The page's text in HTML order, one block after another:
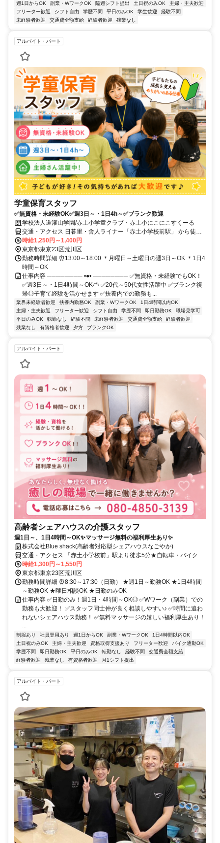
週1日からOK
副業・WワークOK 隔週シフト提出 土日祝のみOK
主婦・主夫歓迎
フリーター歓迎
シフト自由 学歴不問 平日のみOK 学生歓迎
経験不問
未経験者歓迎
交通費全額支給 経験者歓迎 残業なし
アルバイト・パート
学童保育スタッフ
✅無資格・未経験OK✅週3日～・1日4h～✅ブランク歓迎
学校法人道灌山学園/赤土小学童クラブ・赤土小にこにこすくーる
交通・アクセス 日暮里・舎人ライナー「赤土小学校前駅」 から徒歩2
分
時給1,250円～1,400円
東京都東京23区荒川区
勤務時間詳細 ⏰13:00～18:00 ＊月曜日～土曜日の週3日～OK ＊1日4
時間～OK
仕事内容 ──────── •●• ──────── ✅無資格・未経験でもOK！
✅週3日～・1日4時間～OK⛅ ✅20代～50代女性活躍中 ✅ブランク復
帰◎子育て経験を活かせます ✅扶養内での勤務も...
業界未経験者歓迎 扶養内勤務OK 副業・WワークOK
1日4時間以内OK
主婦・主夫歓迎
フリーター歓迎 シフト自由 学歴不問 即日勤務OK
職場見学可
平日のみOK
転勤なし 経験不問 未経験者歓迎 交通費全額支給
経験者歓迎
残業なし
有資格者歓迎 夕方 ブランクOK
アルバイト・パート
高齢者シェアハウスの介護スタッフ
週1日～、1日4時間～OK✨マッサージ無料の福利厚生あり✨
株式会社Blue shack(高齢者対応型シェアハウスなごやか)
交通・アクセス 「赤土小学校前」駅より徒歩5分★自転車・バイク通
勤OK
時給1,300円～1,550円
東京都東京23区荒川区
勤務時間詳細 ⏰8:30～17:30（日勤） ★週1日～勤務OK ★1日4時間
～勤務OK ★曜日相談OK ★日勤のみOK
仕事内容 ✅日勤のみ！週1日・4時間～OK◎ ✅Wワーク（副業）での
勤務も大歓迎！ ✅スタッフ同士仲が良く相談しやすい♪ ✅時間に追わ
れないシェアハウス勤務！ ✅無料マッサージの嬉しい福利厚生あり！
制服あり 社員登用あり 週1日からOK 副業・WワークOK
1日4時間以内OK
土日祝のみOK
主婦・主夫歓迎 資格取得支援あり フリーター歓迎
バイク通勤OK
学歴不問
即日勤務OK 平日のみOK 転勤なし 経験不問
交通費全額支給
経験者歓迎
残業なし 有資格者歓迎 月1シフト提出
アルバイト・パート